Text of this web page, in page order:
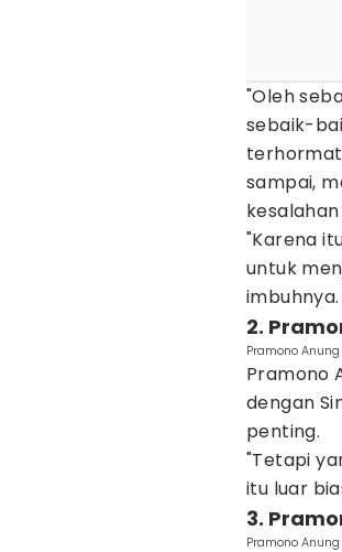
"Oleh
sebaik-
sampai,
"Karena
untuk
imbuhnya.
2.
Pramono
Pramono
dengan
penting.
"Tetapi
itu luar
3.
Pramono